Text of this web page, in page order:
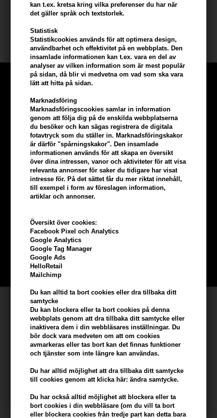
kan t.ex. kretsa kring vilka preferenser du har när
det gäller språk och textstorlek.
Statistisk
Statistikcookies används för att optimera design,
användbarhet och effektivitet på en webbplats. Den
insamlade informationen kan t.ex. vara en del av
analyser av vilken information som är mest populär
på sidan, då blir vi medvetna om vad som ska vara
lätt att hitta på sidan.
Marknadsföring
Marknadsföringscookies samlar in information
genom att följa dig på de enskilda webbplatserna
du besöker och kan sägas registrera de digitala
fotavtryck som du ställer in. Marknadsföringskakor
är därför "spårningskakor". Den insamlade
informationen används för att skapa en översikt
över dina intressen, vanor och aktiviteter för att visa
relevanta annonser för saker du tidigare har visat
intresse för. På det sättet får du mer riktat innehåll,
till exempel i form av föreslagen information,
artiklar och annonser.
Översikt över cookies:
Facebook Pixel och Analytics
Google Analytics
Google Tag Manager
Google Ads
HelloRetail
Mailchimp
Du kan alltid ta bort cookies eller dra tillbaka ditt
samtycke
Du kan blockera eller ta bort cookies på denna
webbplats genom att dra tillbaka ditt samtycke eller
inaktivera dem i din webbläsares inställningar. Du
bör dock vara medveten om att om cookies
avmarkeras eller tas bort kan det finnas funktioner
och tjänster som inte längre kan användas.
Du har alltid möjlighet att dra tillbaka ditt samtycke
till cookies genom att klicka här: ändra samtycke.
Du har också alltid möjlighet att blockera eller ta
bort cookies i din webbläsare (om du vill ta bort
eller blockera cookies från tredje part kan detta bara
Storlek: 1000 ml
Beard Monkey
beställning
Bli en del av vår kundklubb gratis och få rabatter när du handlar
BLI EN GRATIS MEDLEM HÄR
Kundservice
Hair247
Frisenborgvej 6A
DK-7800 Skive
info@hair247.se
Kom ihåg att vi har
Billig frakt
100% nöjdhet - 356 dagars returpolicy